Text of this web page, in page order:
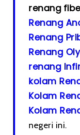
renang
Renang
Renang
Renang
renang
kolam
Kolam
Kolam
negeri ini.